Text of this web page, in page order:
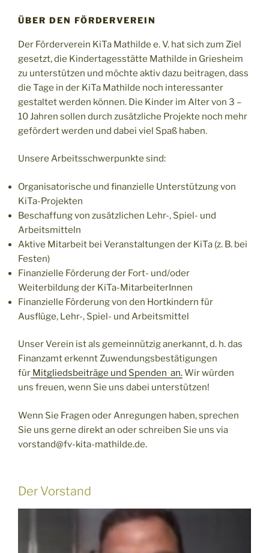
ÜBER DEN FÖRDERVEREIN
Der Förderverein KiTa Mathilde e. V. hat sich zum Ziel
gesetzt, die Kindertagesstätte Mathilde in Griesheim
zu unterstützen und möchte aktiv dazu beitragen, dass
die Tage in der KiTa Mathilde noch interessanter
gestaltet werden können. Die Kinder im Alter von 3 –
10 Jahren sollen durch zusätzliche Projekte noch mehr
gefördert werden und dabei viel Spaß haben.
Unsere Arbeitsschwerpunkte sind:
Organisatorische und finanzielle Unterstützung von
KiTa-Projekten
Beschaffung von zusätzlichen Lehr-, Spiel- und
Arbeitsmitteln
Aktive Mitarbeit bei Veranstaltungen der KiTa (z. B. bei
Festen)
Finanzielle Förderung der Fort- und/oder
Weiterbildung der KiTa-MitarbeiterInnen
Finanzielle Förderung von den Hortkindern für
Ausflüge, Lehr-, Spiel- und Arbeitsmittel
Unser Verein ist als gemeinnützig anerkannt, d. h. das
Finanzamt erkennt Zuwendungsbestätigungen
für Mitgliedsbeiträge und Spenden an.Wir würden
uns freuen, wenn Sie uns dabei unterstützen!
Wenn Sie Fragen oder Anregungen haben, sprechen
Sie uns gerne direkt an oder schreiben Sie uns via
vorstand@fv-kita-mathilde.de.
Der Vorstand